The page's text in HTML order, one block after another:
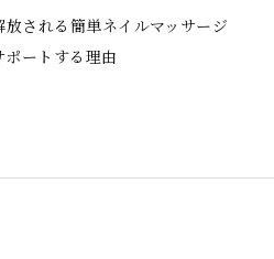
される簡単ネイルマッサージ
ートする理由